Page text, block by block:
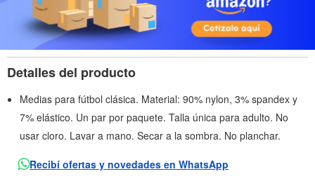
Detalles del producto
Medias para fútbol clásica. Material: 90% nylon, 3% spandex y
7% elástico. Un par por paquete. Talla única para adulto. No
usar cloro. Lavar a mano. Secar a la sombra. No planchar.
Recibí ofertas y novedades en WhatsApp